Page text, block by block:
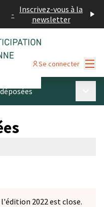
- Inscrivez-vous à la
newsletter
Se connecter
l'édition 2022 est close.